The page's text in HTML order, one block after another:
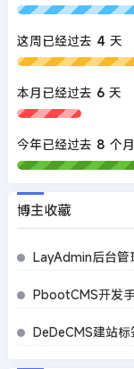
这周已经过去 4 天
本月已经过去 6 天
今年已经过去 8 个月
博主收藏
LayAdmin后台管
PbootCMS开发
DeDeCMS建站标